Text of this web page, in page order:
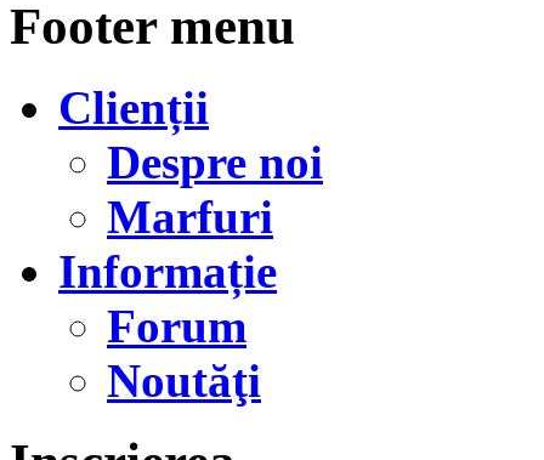
Footer menu
Clienții
Despre noi
Marfuri
Informație
Forum
Noutăţi